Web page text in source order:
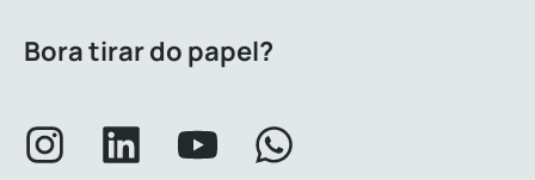
Bora tirar do papel?